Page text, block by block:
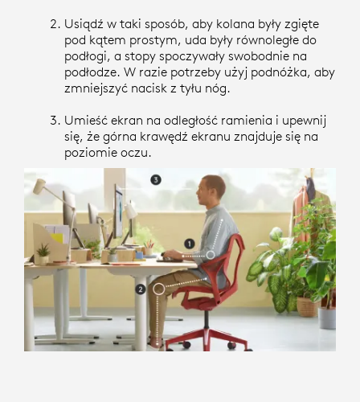
Usiądź w taki sposób, aby kolana były zgięte
pod kątem prostym, uda były równoległe do
podłogi, a stopy spoczywały swobodnie na
podłodze. W razie potrzeby użyj podnóżka, aby
zmniejszyć nacisk z tyłu nóg.
Umieść ekran na odległość ramienia i upewnij
się, że górna krawędź ekranu znajduje się na
poziomie oczu.